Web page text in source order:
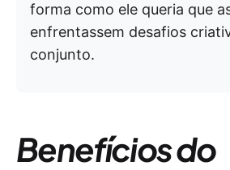
forma como ele queria que
enfrentassem desafios
conjunto.
Benefícios do